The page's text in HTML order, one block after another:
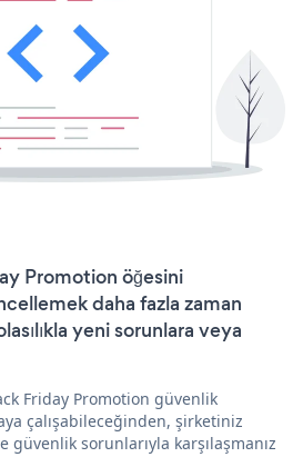
Promotion öğesini
daha fazla zaman
yeni sorunlara veya
Friday Promotion güvenlik
çalışabileceğinden, şirketiniz
güvenlik sorunlarıyla karşılaşmanız